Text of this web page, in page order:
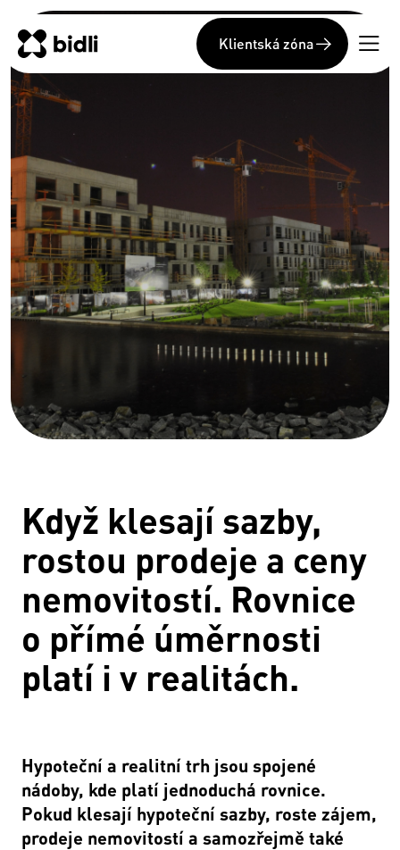
Klientská zóna
Když klesají sazby,
rostou prodeje a ceny
nemovitostí. Rovnice
o přímé úměrnosti
platí i v realitách.
Hypoteční a realitní trh jsou spojené
nádoby, kde platí jednoduchá rovnice.
Pokud klesají hypoteční sazby, roste zájem,
prodeje nemovitostí a samozřejmě také